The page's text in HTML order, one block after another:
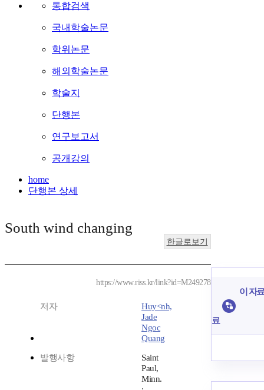
통합검색
국내학술논문
학위논문
해외학술논문
학술지
단행본
연구보고서
공개강의
home
단행본 상세
South wind changing
한글로보기
https://www.riss.kr/link?id=M249278
저자
Huy<nh,
Jade
Ngoc
Quang
발행사항
Saint
Paul,
Minn.
이 자
료